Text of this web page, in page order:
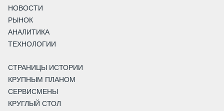
НОВОСТИ
РЫНОК
АНАЛИТИКА
ТЕХНОЛОГИИ
СТРАНИЦЫ ИСТОРИИ
КРУПНЫМ ПЛАНОМ
СЕРВИСМЕНЫ
КРУГЛЫЙ СТОЛ